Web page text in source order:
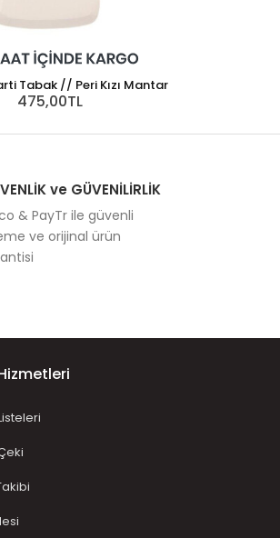
Tabak // Peri Kızı Mantar
475,00TL
Meri Meri
ve GÜVENİLİRLİK
& PayTr ile güvenli
ve orijinal ürün